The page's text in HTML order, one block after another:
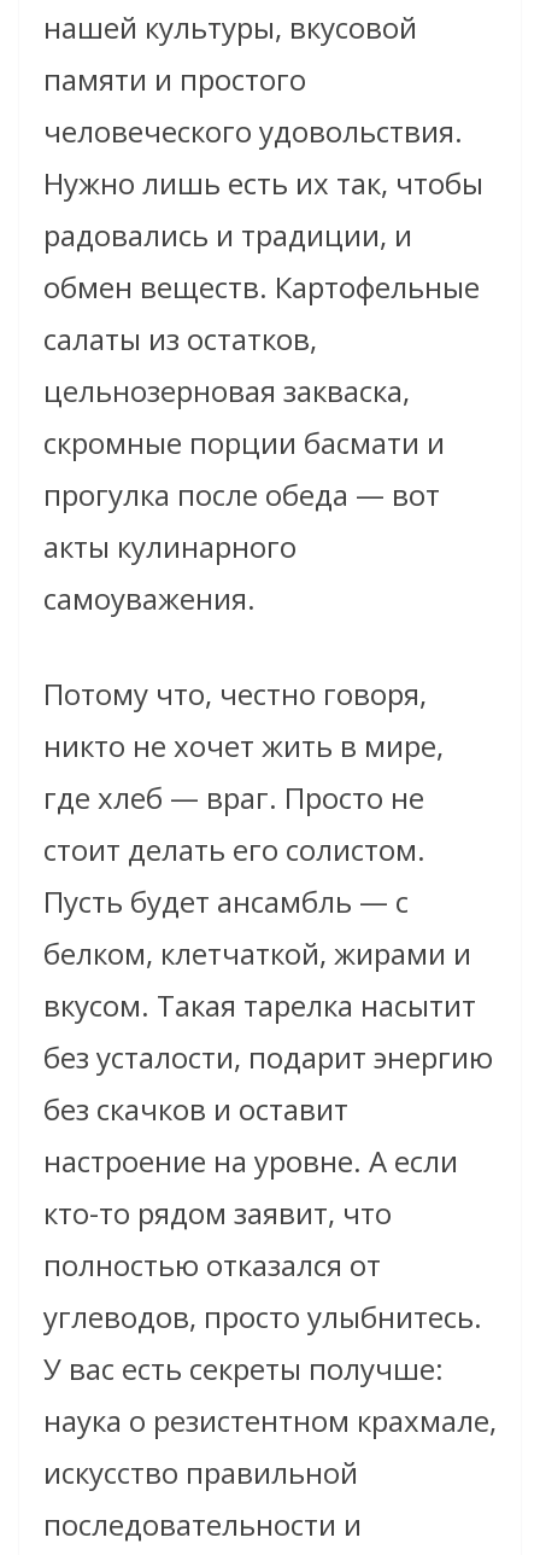
нашей культуры, вкусовой
памяти и простого
человеческого удовольствия.
Нужно лишь есть их так, чтобы
радовались и традиции, и
обмен веществ. Картофельные
салаты из остатков,
цельнозерновая закваска,
скромные порции басмати и
прогулка после обеда — вот
акты кулинарного
самоуважения.
Потому что, честно говоря,
никто не хочет жить в мире,
где хлеб — враг. Просто не
стоит делать его солистом.
Пусть будет ансамбль — с
белком, клетчаткой, жирами и
вкусом. Такая тарелка насытит
без усталости, подарит энергию
без скачков и оставит
настроение на уровне. А если
кто-то рядом заявит, что
полностью отказался от
углеводов, просто улыбнитесь.
У вас есть секреты получше:
наука о резистентном крахмале,
искусство правильной
последовательности и